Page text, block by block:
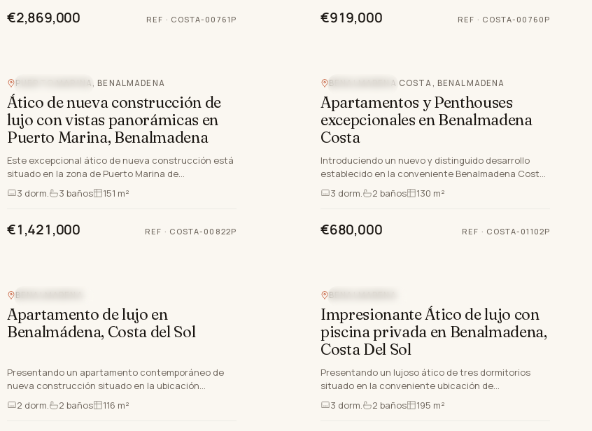
€2,869,000 REF · COSTA-00761P €919,000 REF · COSTA-00760P
PUERTO MARINA, BENALMADENA
Ático de nueva construcción de
lujo con vistas panorámicas en
Puerto Marina, Benalmadena
Este excepcional ático de nueva construcción está
situado en la zona de Puerto Marina de
Benalmadena, Málaga, que ofrece una mezcla única
de lujo, comodidad y…
3 dorm. 3 baños 151 m²
€1,421,000 REF · COSTA-00822P
BENALMADENA COSTA, BENALMADENA
Apartamentos y Penthouses
excepcionales en Benalmadena
Costa
Introduciendo un nuevo y distinguido desarrollo
establecido en la conveniente Benalmadena Costa,
dentro de la codiciada región de Benalmadena,
Málaga. Este exc…
3 dorm. 2 baños 130 m²
€680,000 REF · COSTA-01102P
BENALMADENA
Apartamento de lujo en
Benalmádena, Costa del Sol
Presentando un apartamento contemporáneo de
nueva construcción situado en la ubicación
deseable de Benalmádena, Málaga. Esta
excepcional propiedad de primera p…
2 dorm. 2 baños 116 m²
BENALMADENA
Impresionante Ático de lujo con
piscina privada en Benalmadena,
Costa Del Sol
Presentando un lujoso ático de tres dormitorios
situado en la conveniente ubicación de
Benalmadena, Málaga, dentro de la impresionante
Costa Del Sol. Esta nuev…
3 dorm. 2 baños 195 m²